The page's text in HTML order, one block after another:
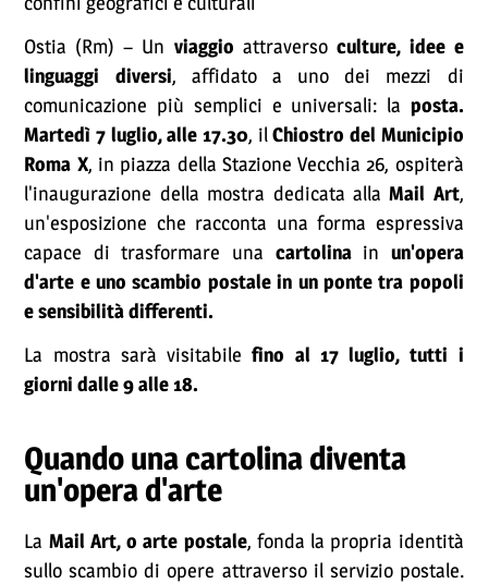
Ostia (Rm) – Un viaggio attraversoculture, idee e
linguaggi diversi, affidato a uno dei mezzi di
comunicazione più semplici e universali: la posta.
Martedì 7 luglio, alle 17.30, ilChiostro del Municipio
Roma X, in piazza della Stazione Vecchia 26, ospiterà
l'inaugurazione della mostra dedicata alla Mail Art,
un'esposizione che racconta una forma espressiva
capace di trasformare una cartolinain un'opera
d'arte e uno scambio postale in un ponte tra popoli
e sensibilità differenti.
La mostra sarà visitabilefino al 17 luglio, tutti i
giorni dalle 9 alle 18.
Quando una cartolina diventa
un'opera d'arte
La Mail Art, o arte postale, fonda la propria identità
sullo scambio di opere attraverso il servizio postale.